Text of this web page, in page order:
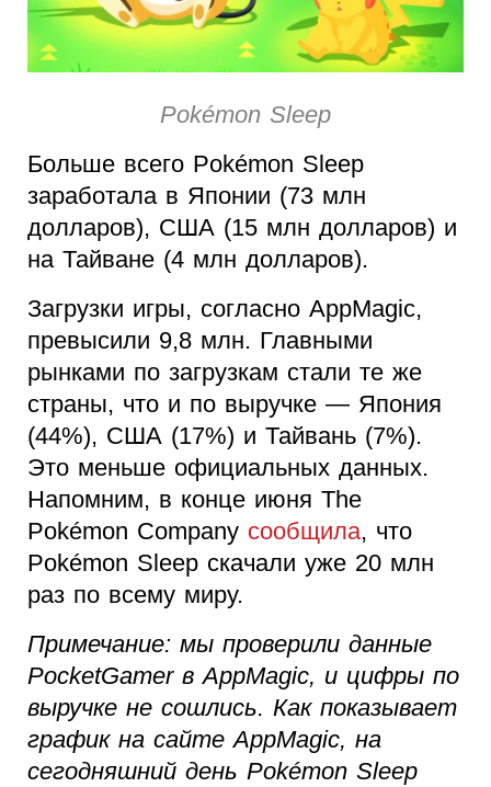
Pokémon Sleep
Больше всего Pokémon Sleep
заработала в Японии (73 млн
долларов), США (15 млн долларов) и
на Тайване (4 млн долларов).
Загрузки игры, согласно AppMagic,
превысили 9,8 млн. Главными
рынками по загрузкам стали те же
страны, что и по выручке — Япония
(44%), США (17%) и Тайвань (7%).
Это меньше официальных данных.
Напомним, в конце июня The
Pokémon Company сообщила, что
Pokémon Sleep скачали уже 20 млн
раз по всему миру.
Примечание: мы проверили данные
PocketGamer в AppMagic, и цифры по
выручке не сошлись. Как показывает
график на сайте AppMagic, на
сегодняшний день Pokémon Sleep